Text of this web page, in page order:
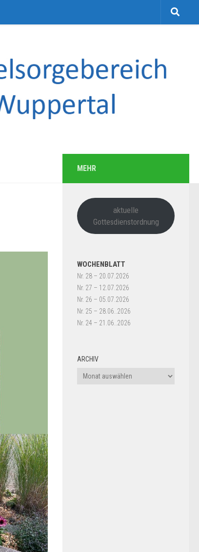
MEHR
aktuelle
Gottesdienstordnung
WOCHENBLATT
Nr. 28 – 20.07.2026
Nr. 27 – 12.07.2026
Nr. 26 – 05.07.2026
Nr. 25 – 28.06..2026
Nr. 24 – 21.06..2026
ARCHIV
Archiv